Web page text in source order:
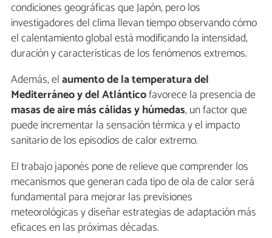
condiciones geográficas que Japón, pero los
investigadores del clima llevan tiempo observando cómo
el calentamiento global está modificando la intensidad,
duración y características de los fenómenos extremos.
Además, elaumento de la temperatura del
Mediterráneo y del Atlánticofavorece la presencia de
masas de aire más cálidas y húmedas, un factor que
puede incrementar la sensación térmica y el impacto
sanitario de los episodios de calor extremo.
El trabajo japonés pone de relieve que comprender los
mecanismos que generan cada tipo de ola de calor será
fundamental para mejorar las previsiones
meteorológicas y diseñar estrategias de adaptación más
eficaces en las próximas décadas.